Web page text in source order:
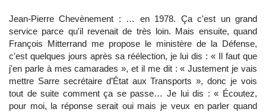
Jean-Pierre Chevènement : … en 1978. Ça c'est un grand
service parce qu'il revenait de très loin. Mais ensuite, quand
François Mitterrand me propose le ministère de la Défense,
c'est quelques jours après sa réélection, je lui dis : « Il faut que
j'en parle à mes camarades », et il me dit : « Justement je vais
mettre Sarre secrétaire d’État aux Transports », donc je vois
tout de suite comment ça se passe… Je lui dis : « Écoutez,
pour moi, la réponse serait oui mais je veux en parler quand